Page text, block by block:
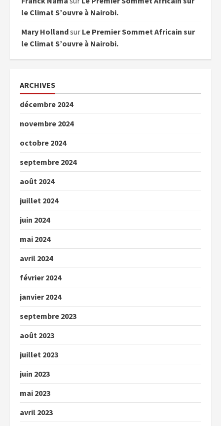
le Climat S’ouvre à Nairobi.
Mary Hollandsur Le Premier Sommet Africain sur
le Climat S’ouvre à Nairobi.
ARCHIVES
décembre 2024
novembre 2024
octobre 2024
septembre 2024
août 2024
juillet 2024
juin 2024
mai 2024
avril 2024
février 2024
janvier 2024
septembre 2023
août 2023
juillet 2023
juin 2023
mai 2023
avril 2023